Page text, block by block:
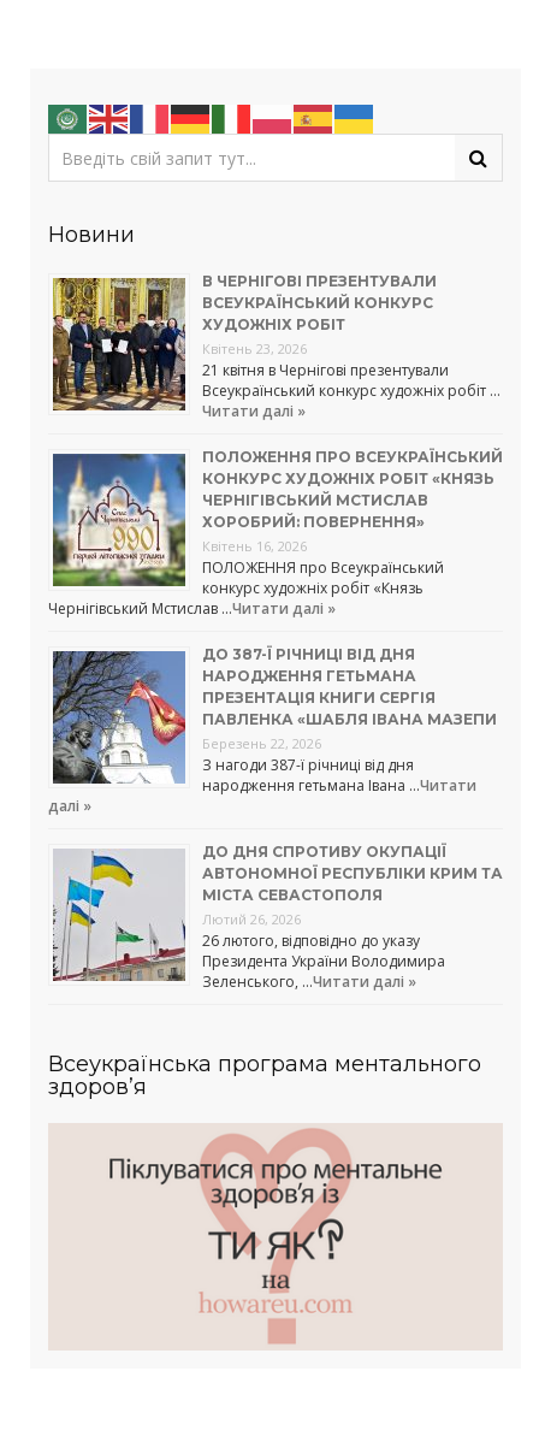
Новини
В ЧЕРНІГОВІ ПРЕЗЕНТУВАЛИ
ВСЕУКРАЇНСЬКИЙ КОНКУРС
ХУДОЖНІХ РОБІТ
Квітень 23, 2026
21 квітня в Чернігові презентували
Всеукраїнський конкурс художніх робіт …
Читати далі »
ПОЛОЖЕННЯ ПРО ВСЕУКРАЇНСЬКИЙ
КОНКУРС ХУДОЖНІХ РОБІТ «КНЯЗЬ
ЧЕРНІГІВСЬКИЙ МСТИСЛАВ
ХОРОБРИЙ: ПОВЕРНЕННЯ»
Квітень 16, 2026
ПОЛОЖЕННЯ про Всеукраїнський
конкурс художніх робіт «Князь
Чернігівський Мстислав …Читати далі »
ДО 387-Ї РІЧНИЦІ ВІД ДНЯ
НАРОДЖЕННЯ ГЕТЬМАНА
ПРЕЗЕНТАЦІЯ КНИГИ СЕРГІЯ
ПАВЛЕНКА «ШАБЛЯ ІВАНА МАЗЕПИ
Березень 22, 2026
З нагоди 387-ї річниці від дня
народження гетьмана Івана …Читати
далі »
ДО ДНЯ СПРОТИВУ ОКУПАЦІЇ
АВТОНОМНОЇ РЕСПУБЛІКИ КРИМ ТА
МІСТА СЕВАСТОПОЛЯ
Лютий 26, 2026
26 лютого, відповідно до указу
Президента України Володимира
Зеленського, …Читати далі »
Всеукраїнська програма ментального
здоров’я